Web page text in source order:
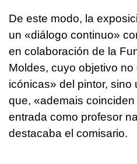
De este modo, la
un «diálogo continuo»
en colaboración de la
Moldes, cuyo objetivo
icónicas» del pintor, sino
que, «ademais
entrada como profesor
destacaba el comisario.